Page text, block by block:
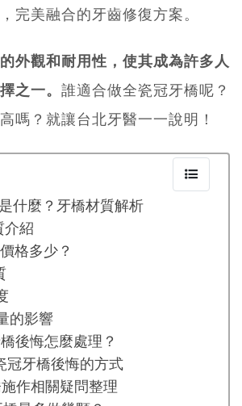
完美融合的牙齒修復方案。
外觀和耐用性，使其成為許多人
之一。 誰適合做全瓷冠牙橋呢？
嗎？就讓台北牙醫一一說明！
什麼？牙橋材質解析
介紹
格多少？
的影響
後悔怎麼處理？
冠牙橋後悔的方式
作相關疑問整理